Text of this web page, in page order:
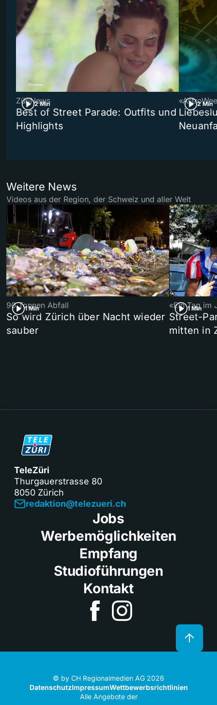
2 Min
ZüriNews
Best of Street Parade: Outfits und
Highlights
2 Min
Weitere News
Videos aus der Region, der Schweiz und aller Welt
1 Min
90 Tonnen Abfall
So wird Zürich über Nacht wieder
sauber
1 Min
«Ein Tag im
Street-
mitten in
TeleZüri
Thurgauerstrasse 80
8050 Zürich
redaktion@telezueri.ch
Jobs
Werbemöglichkeiten
Empfang
Studioführungen
Kontakt
© by CH Regionalmedien AG 2026
DatenschutzImpressumWettbewerbsrichtlinien
Alle Angebote der